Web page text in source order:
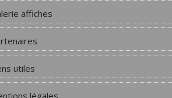
affiches
utiles
légales